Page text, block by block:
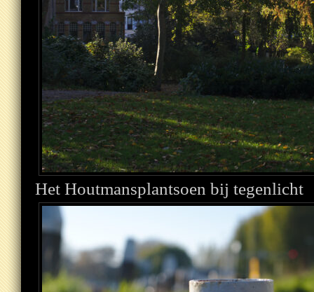
Het Houtmansplantsoen bij tegenlicht